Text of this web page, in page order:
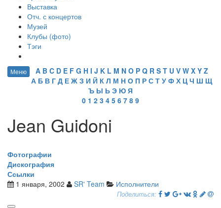
Выставка
Отч. с концертов
Музей
Клубы (фото)
Тэги
Меню A B C D E F G H I J K L M N O P Q R S T U V W X Y Z
А Б В Г Д Е Ж З И Й К Л М Н О П Р С Т У Ф Х Ц Ч Ш Щ
Ъ Ы Ь Э Ю Я
0 1 2 3 4 5 6 7 8 9
Jean Guidoni
Фотографии
Дискография
Ссылки
1 января, 2002
SR' Team Исполнители
Поделиться: